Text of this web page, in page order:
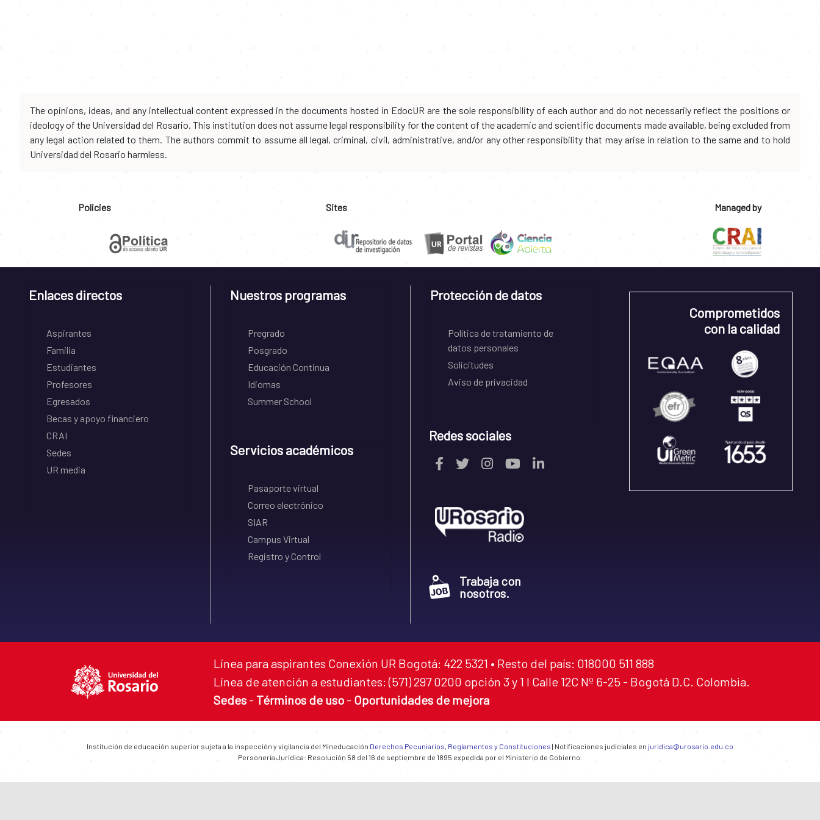
The opinions, ideas, and any intellectual content expressed in the documents hosted in EdocUR are the sole responsibility of each author and do not necessarily reflect the positions or
ideology of the Universidad del Rosario. This institution does not assume legal responsibility for the content of the academic and scientific documents made available, being excluded from
any legal action related to them. The authors commit to assume all legal, criminal, civil, administrative, and/or any other responsibility that may arise in relation to the same and to hold
Universidad del Rosario harmless.
Policies Sites Managed by
Enlaces directos
Aspirantes
Familia
Estudiantes
Profesores
Egresados
Becas y apoyo financiero
CRAI
Sedes
UR media
Nuestros programas
Pregrado
Posgrado
Educación Continua
Idiomas
Summer School
Servicios académicos
Pasaporte virtual
Correo electrónico
SIAR
Campus Virtual
Registro y Control
Protección de datos
Política de tratamiento de
datos personales
Solicitudes
Aviso de privacidad
Redes sociales
Trabaja con
nosotros.
Comprometidos
con la calidad
Línea para aspirantes Conexión UR Bogotá: 422 5321 • Resto del país: 018000 511 888
Línea de atención a estudiantes: (571) 297 0200 opción 3 y 1 I Calle 12C Nº 6-25 - Bogotá D.C. Colombia.
Sedes - Términos de uso - Oportunidades de mejora
Institución de educación superior sujeta a la inspección y vigilancia del Mineducación Derechos Pecuniarios, Reglamentos y Constituciones | Notificaciones judiciales en juridica@urosario.edu.co
Personería Jurídica: Resolución 58 del 16 de septiembre de 1895 expedida por el Ministerio de Gobierno.